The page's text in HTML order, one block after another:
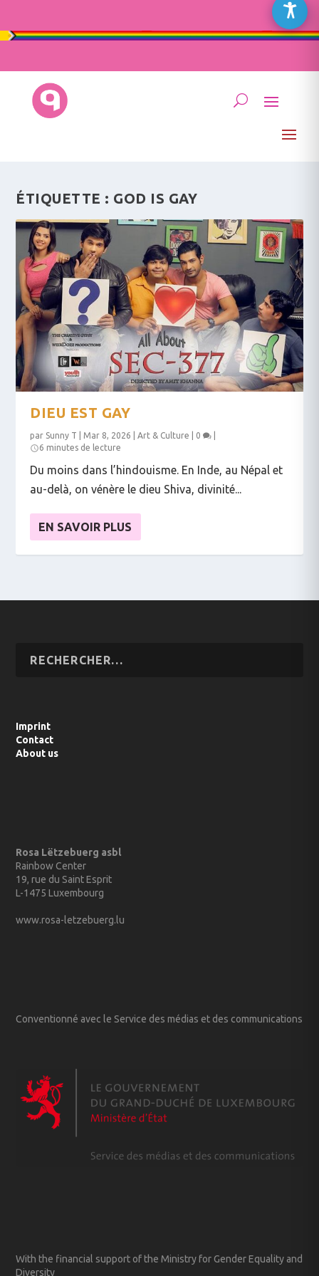
ÉTIQUETTE : GOD IS GAY
DIEU EST GAY
par Sunny T Mar 8, 2026 |Art & Culture 0
6 minutes de lecture
Du moins dans l’hindouisme. En Inde, au Népal et
au-delà, on vénère le dieu Shiva, divinité...
EN SAVOIR PLUS
Imprint
Contact
About us
Rosa Lëtzebuerg asbl
Rainbow Center
19, rue du Saint Esprit
L-1475 Luxembourg
www.rosa-letzebuerg.lu
Conventionné avec le Service des médias et des communications
With the financial support of the Ministry for Gender Equality and
Diversity